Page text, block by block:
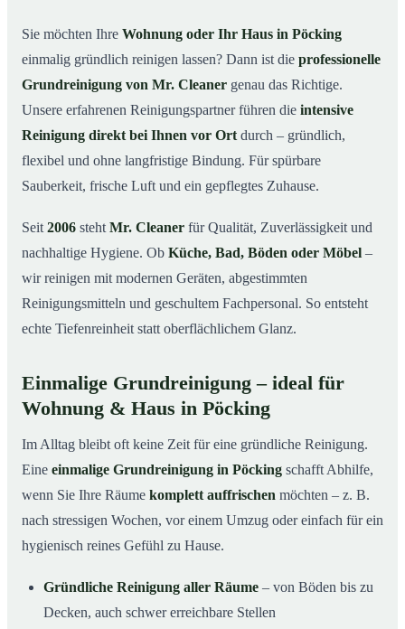
04 So läuft die Grundreinigung in Pöcking ab
05 Wann ist eine Grundreinigung sinnvoll?
06Grundreinigung in Pöcking & Umgebung
Jetzt kostenloses Angebot anfordern
Sie möchten Ihre Wohnung oder Ihr Haus in Pöcking
einmalig gründlich reinigen lassen? Dann ist die professionelle
Grundreinigung von Mr. Cleaner genau das Richtige.
Unsere erfahrenen Reinigungspartner führen die intensive
Reinigung direkt bei Ihnen vor Ort durch – gründlich,
flexibel und ohne langfristige Bindung. Für spürbare
Sauberkeit, frische Luft und ein gepflegtes Zuhause.
Seit 2006 steht Mr. Cleaner für Qualität, Zuverlässigkeit und
nachhaltige Hygiene. Ob Küche, Bad, Böden oder Möbel –
wir reinigen mit modernen Geräten, abgestimmten
Reinigungsmitteln und geschultem Fachpersonal. So entsteht
echte Tiefenreinheit statt oberflächlichem Glanz.
Einmalige Grundreinigung – ideal für
Wohnung & Haus in Pöcking
Im Alltag bleibt oft keine Zeit für eine gründliche Reinigung.
Eine einmalige Grundreinigung in Pöcking schafft Abhilfe,
wenn Sie Ihre Räume komplett auffrischen möchten – z. B.
nach stressigen Wochen, vor einem Umzug oder einfach für ein
hygienisch reines Gefühl zu Hause.
Gründliche Reinigung aller Räume – von Böden bis zu
Decken, auch schwer erreichbare Stellen